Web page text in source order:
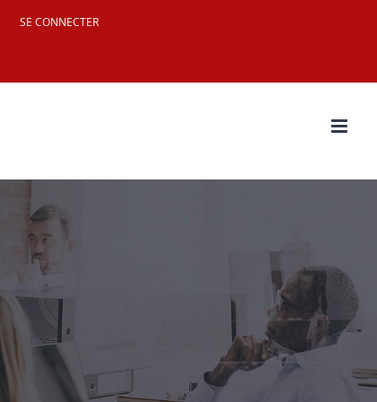
SE CONNECTER